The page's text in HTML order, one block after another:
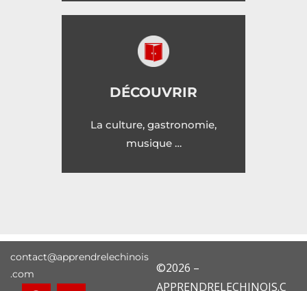
DÉCOUVRIR
La culture, gastronomie,
musique …
contact@apprendrelechinois
.com
©2026 –
APPRENDRELECHINOIS.C